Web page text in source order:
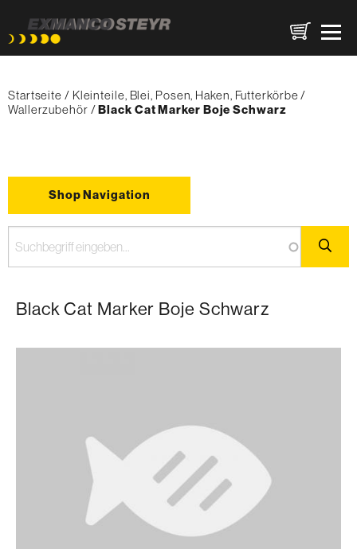
zum
Inhalt
Startseite
Kleinteile, Blei, Posen, Haken, Futterkörbe
Wallerzubehör
{'Current'|t}:
Black Cat Marker Boje Schwarz
Shop Navigation
Black Cat Marker Boje Schwarz